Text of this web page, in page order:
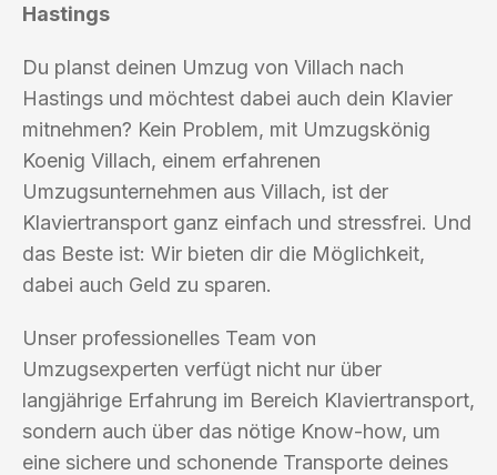
Hastings
Du planst deinen Umzug von Villach nach
Hastings und möchtest dabei auch dein Klavier
mitnehmen? Kein Problem, mit Umzugskönig
Koenig Villach, einem erfahrenen
Umzugsunternehmen aus Villach, ist der
Klaviertransport ganz einfach und stressfrei. Und
das Beste ist: Wir bieten dir die Möglichkeit,
dabei auch Geld zu sparen.
Unser professionelles Team von
Umzugsexperten verfügt nicht nur über
langjährige Erfahrung im Bereich Klaviertransport,
sondern auch über das nötige Know-how, um
eine sichere und schonende Transporte deines